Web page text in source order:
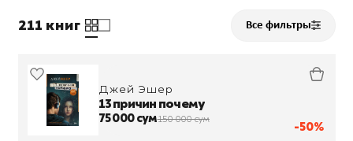
211 книг Все фильтры
-50%
Джей Эшер
13 причин почему
75 000 сум150 000 сум